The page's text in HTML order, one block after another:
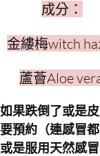
成分：
金縷梅witch
蘆薈Aloe
果跌倒了或是
預約（連感冒
是服用天然感冒